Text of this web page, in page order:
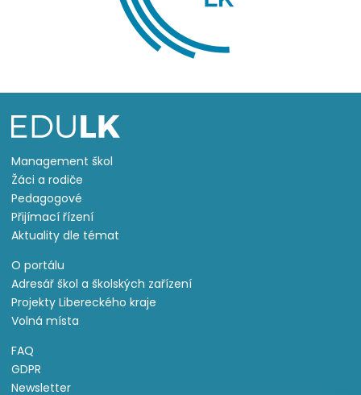
Management škol
Žáci a rodiče
Pedagogové
Přijímací řízení
Aktuality dle témat
O portálu
Adresář škol a školských zařízení
Projekty Libereckého kraje
Volná místa
FAQ
GDPR
Newsletter